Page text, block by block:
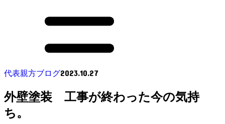
代表親方ブログ2023.10.27
外壁塗装 工事が終わった今の気持
ち。